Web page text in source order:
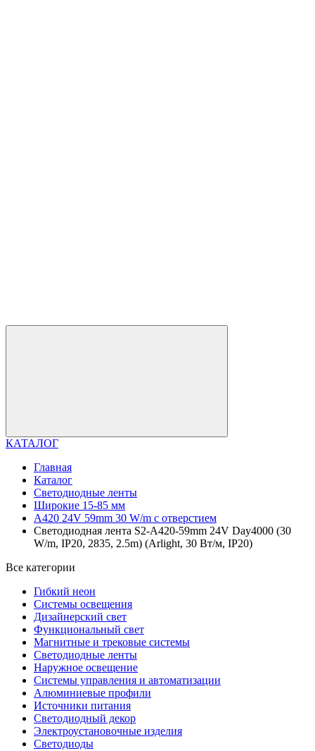
КАТАЛОГ
Главная
Каталог
Светодиодные ленты
Широкие 15-85 мм
A420 24V 59mm 30 W/m с отверстием
Светодиодная лента S2-A420-59mm 24V Day4000 (30
W/m, IP20, 2835, 2.5m) (Arlight, 30 Вт/м, IP20)
Все категории
Гибкий неон
Системы освещения
Дизайнерский свет
Функциональный свет
Магнитные и трековые системы
Светодиодные ленты
Наружное освещение
Системы управления и автоматизации
Алюминиевые профили
Источники питания
Светодиодный декор
Электроустановочные изделия
Светодиоды